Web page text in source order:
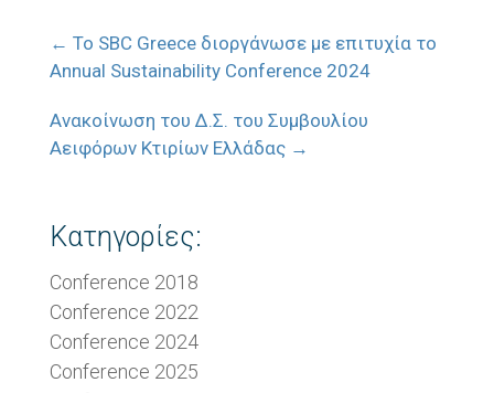
← Το SBC Greece διοργάνωσε με επιτυχία το
Annual Sustainability Conference 2024
Ανακοίνωση του Δ.Σ. του Συμβουλίου
Αειφόρων Κτιρίων Ελλάδας →
Κατηγορίες:
Conference 2018
Conference 2022
Conference 2024
Conference 2025